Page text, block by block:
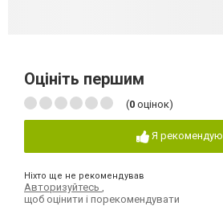
Оцініть першим
(0 оцінок)
Я рекомендую
Ніхто ще не рекомендував
Авторизуйтесь
щоб оцінити і порекомендувати